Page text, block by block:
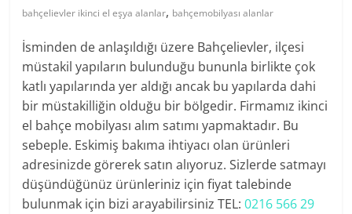
bahçelievler ikinci el eşya alanlar, bahçemobilyası alanlar
İsminden de anlaşıldığı üzere Bahçelievler, ilçesi
müstakil yapıların bulunduğu bununla birlikte çok
katlı yapılarında yer aldığı ancak bu yapılarda dahi
bir müstakilliğin olduğu bir bölgedir. Firmamız ikinci
el bahçe mobilyası alım satımı yapmaktadır. Bu
sebeple. Eskimiş bakıma ihtiyacı olan ürünleri
adresinizde görerek satın alıyoruz. Sizlerde satmayı
düşündüğünüz ürünleriniz için fiyat talebinde
bulunmak için bizi arayabilirsiniz TEL: 0216 566 29